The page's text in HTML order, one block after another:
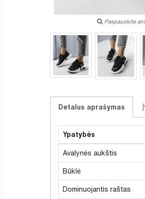
Paspauskite
Detalus aprašymas
Ypatybės
Avalynės aukštis
Būklė
Dominuojantis raštas